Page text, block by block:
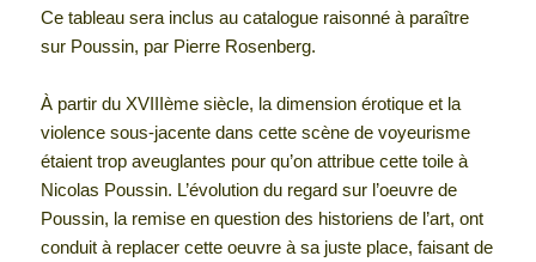
Ce tableau sera inclus au catalogue raisonné à paraître
sur Poussin, par Pierre Rosenberg.
À partir du XVIIIème siècle, la dimension érotique et la
violence sous-jacente dans cette scène de voyeurisme
étaient trop aveuglantes pour qu’on attribue cette toile à
Nicolas Poussin. L’évolution du regard sur l’oeuvre de
Poussin, la remise en question des historiens de l’art, ont
conduit à replacer cette oeuvre à sa juste place, faisant de